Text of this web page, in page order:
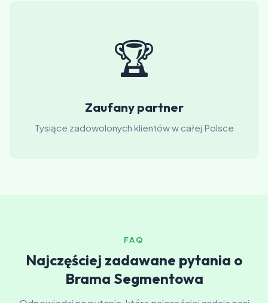
🏆
Zaufany partner
Tysiące zadowolonych klientów w całej Polsce
FAQ
Najczęściej zadawane pytania o
Brama Segmentowa